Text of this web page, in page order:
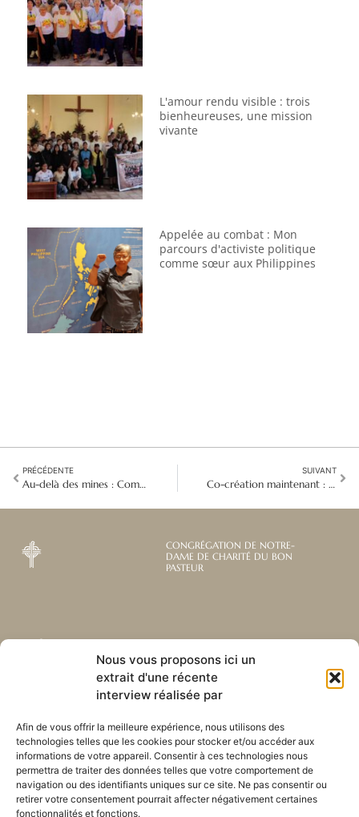
Nous vous proposons ici un
extrait d'une récente
interview réalisée par
Afin de vous offrir la meilleure expérience, nous utilisons des
technologies telles que les cookies pour stocker et/ou accéder aux
informations de votre appareil. Consentir à ces technologies nous
permettra de traiter des données telles que votre comportement de
navigation ou des identifiants uniques sur ce site. Ne pas consentir ou
retirer votre consentement pourrait affecter négativement certaines
fonctionnalités et fonctions.
L'amour rendu visible : trois
bienheureuses, une mission
vivante
Appelée au combat : Mon
parcours d'activiste politique
comme sœur aux Philippines
PRÉCÉDENTE
Au-delà des mines : Comment une jeune femme a trouvé sa voix en RDC
SUIVANT
Co-création maintenant : Défi de la mission du Bon Pasteur par la génération Z
CONGRÉGATION DE NOTRE-
DAME DE CHARITÉ DU BON
PASTEUR
Abonnez-vous à notre
newsletter mensuelle
Recevez les dernières nouvelles
nos ministères à travers le monde.
S'ABONNER
Liens utiles
Envoyez-nous votre
Plan du site